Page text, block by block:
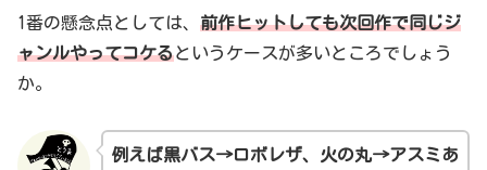
1番の懸念点としては、 前作ヒットしても次回作で同じジ
ャンルやってコケるというケースが多いところでしょう
か。
例えば黒バス→ロボレザ、火の丸→アスミあ